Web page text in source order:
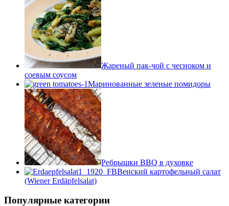
Жареный пак-чой с чесноком и
соевым соусом
Маринованные зеленые помидоры
Ребрышки BBQ в духовке
Венский картофельный салат
(Wiener Erdäpfelsalat)
Популярные категории